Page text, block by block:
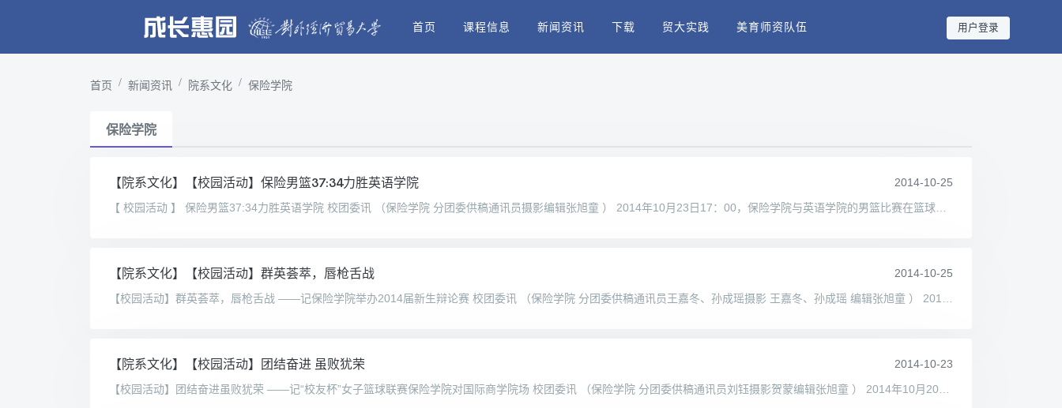
首页 课程信息 新闻资讯 下载 贸大实践 美育师资队伍 用户登录
首页 新闻资讯 院系文化 保险学院
保险学院
2014-10-25
【院系文化】【校园活动】保险男篮37:34力胜英语学院
2014-10-25
【院系文化】【校园活动】群英荟萃，唇枪舌战
2014-10-23
【院系文化】【校园活动】团结奋进 虽败犹荣